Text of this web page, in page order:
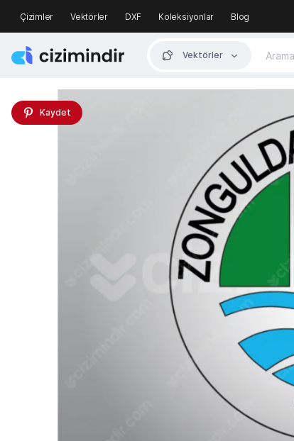
Çizimler Vektörler DXF Koleksiyonlar Blog
Vektörler
Kaydet